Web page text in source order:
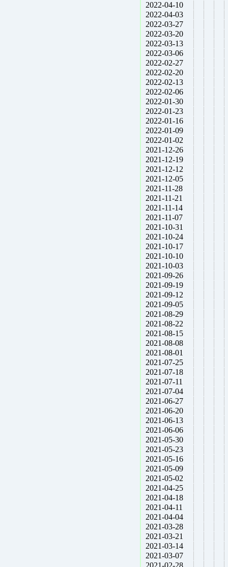
2022-04-10
2022-04-03
2022-03-27
2022-03-20
2022-03-13
2022-03-06
2022-02-27
2022-02-20
2022-02-13
2022-02-06
2022-01-30
2022-01-23
2022-01-16
2022-01-09
2022-01-02
2021-12-26
2021-12-19
2021-12-12
2021-12-05
2021-11-28
2021-11-21
2021-11-14
2021-11-07
2021-10-31
2021-10-24
2021-10-17
2021-10-10
2021-10-03
2021-09-26
2021-09-19
2021-09-12
2021-09-05
2021-08-29
2021-08-22
2021-08-15
2021-08-08
2021-08-01
2021-07-25
2021-07-18
2021-07-11
2021-07-04
2021-06-27
2021-06-20
2021-06-13
2021-06-06
2021-05-30
2021-05-23
2021-05-16
2021-05-09
2021-05-02
2021-04-25
2021-04-18
2021-04-11
2021-04-04
2021-03-28
2021-03-21
2021-03-14
2021-03-07
2021-02-28